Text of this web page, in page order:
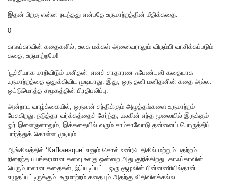
இதன் பிறகு என்ன நடந்தது என்பதே உருமாற்றத்தின் மீதிக்கதை.
0
காஃப்காவின் கதைகளில், உலக மக்கள் அனைவராலும் விரும்பி வாசிக்கப்படும்
கதை, உருமாற்றமே!
‘பூச்சியாக மாறிவிடும் மனிதன்’ எனச் சாதாரண ஃபேண்டஸி கதையாக
உருமாற்றத்தை ஒதுக்கிவிட முடியாது. இது, ஒரு தனி மனிதனின் கதை அல்ல.
ஒட்டுமொத்த சமூகத்தின் பிரதிபலிப்பு.
அன்றாட வாழ்க்கையில், ஒருவன் சந்திக்கும் அழுத்தங்களை‌ உருமாற்றம்
பேசுகிறது. நடுத்தர வர்க்கத்தைச் சேர்ந்த, உலகின் எந்த மூலையில் இருக்கும்
ஓர் இளைஞனாலும், இக்கதையில் வரும் சாம்சாவோடு தன்னைப் பொருத்திப்
பார்த்துக் கொள்ள முடியும்.
ஆங்கிலத்தில் ‘Kafkaesque’ எனும் சொல் உண்டு. திகில் மற்றும் பதற்றம்
நிறைந்த பயங்கரமான கனவு உலகு ஒன்றை அது குறிக்கிறது. காஃப்காவின்
பெரும்பாலான கதைகள், இப்படிப்பட்ட ஒரு சூழலின் பின்னணியில்தான்
எழுதப்பட்டிருக்கும். உருமாற்றம் கதையும் அதற்கு விதிவிலக்கல்ல.